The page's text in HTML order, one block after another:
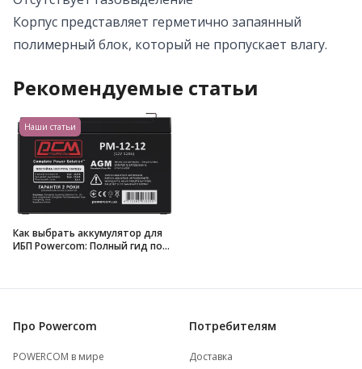
Корпус представляет герметично запаянный
полимерный блок, который не пропускает влагу.
Рекомендуемые статьи
Наши статьи
Как выбрать аккумулятор для
ИБП Powercom: Полный гид по
Про Powercom
POWERCOM в мире
Потребителям
Доставка